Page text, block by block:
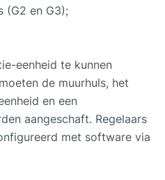
(G2 en G3);
eenheid te kunnen
de muurhuls, het
en een
aangeschaft. Regelaars
met software via